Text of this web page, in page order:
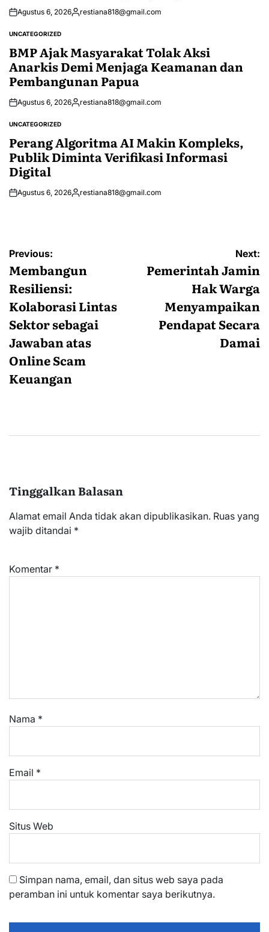
Agustus 6, 2026Posted
restiana818@gmail.com
POSTED
UNCATEGORIZED
BMP Ajak Masyarakat Tolak Aksi
Anarkis Demi Menjaga Keamanan dan
Pembangunan Papua
Agustus 6, 2026Posted
restiana818@gmail.com
POSTED
UNCATEGORIZED
Perang Algoritma AI Makin Kompleks,
Publik Diminta Verifikasi Informasi
Digital
Agustus 6, 2026Posted
restiana818@gmail.com
Navigasi
pos
Previous:
Membangun
Resiliensi:
Kolaborasi Lintas
Sektor sebagai
Jawaban atas
Online Scam
Keuangan
Next:
Pemerintah Jamin
Hak Warga
Menyampaikan
Pendapat Secara
Damai
Tinggalkan Balasan
Alamat email Anda tidak akan dipublikasikan. Ruas yang
wajib ditandai *
Komentar *
Nama *
Email *
Situs Web
Simpan nama, email, dan situs web saya pada
peramban ini untuk komentar saya berikutnya.